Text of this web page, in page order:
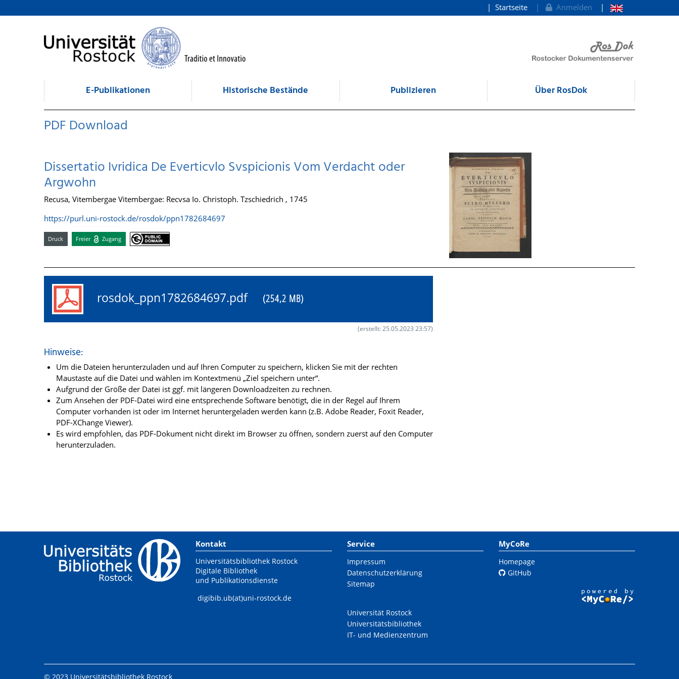
zum Inhalt
Startseite Anmelden
E-Publikationen Historische Bestände Publizieren Über RosDok
PDF Download
Dissertatio Ivridica De Everticvlo Svspicionis Vom Verdacht oder
Argwohn
Recusa, Vitembergae Vitembergae: Recvsa Io. Christoph. Tzschiedrich , 1745
https://purl.uni-rostock.de/rosdok/ppn1782684697
Druck Freier Zugang
rosdok_ppn1782684697.pdf (254,2 MB)
(erstellt: 25.05.2023 23:57)
Hinweise:
Um die Dateien herunterzuladen und auf Ihren Computer zu speichern, klicken Sie mit der rechten
Maustaste auf die Datei und wählen im Kontextmenü „Ziel speichern unter“.
Aufgrund der Größe der Datei ist ggf. mit längeren Downloadzeiten zu rechnen.
Zum Ansehen der PDF-Datei wird eine entsprechende Software benötigt, die in der Regel auf Ihrem
Computer vorhanden ist oder im Internet heruntergeladen werden kann (z.B. Adobe Reader, Foxit Reader,
PDF-XChange Viewer).
Es wird empfohlen, das PDF-Dokument nicht direkt im Browser zu öffnen, sondern zuerst auf den Computer
herunterzuladen.
Kontakt
Universitätsbibliothek Rostock
Digitale Bibliothek
und Publikationsdienste
digibib.ub(at)uni-rostock.de
Service
Impressum
Datenschutzerklärung
Sitemap
Universität Rostock
Universitätsbibliothek
IT- und Medienzentrum
MyCoRe
Homepage
GitHub
© 2023 Universitätsbibliothek Rostock